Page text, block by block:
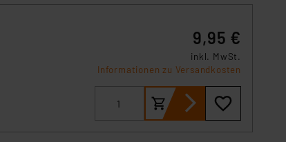
9,95 €
inkl. MwSt.
Informationen zu Versandkosten